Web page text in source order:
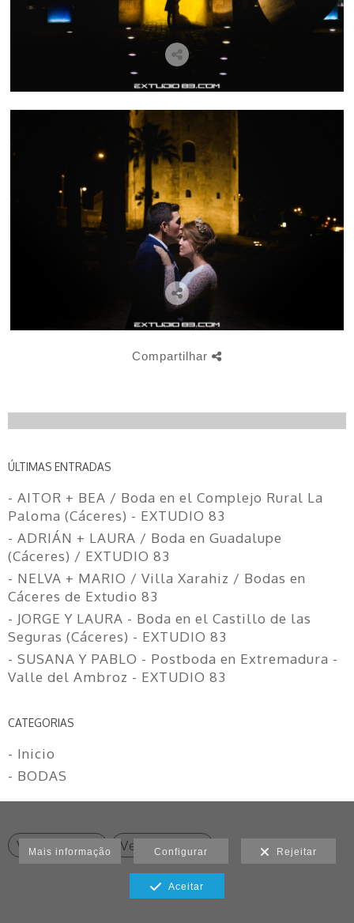
Compartilhar
ÚLTIMAS ENTRADAS
- AITOR + BEA / Boda en el Complejo Rural La
Paloma (Cáceres) - EXTUDIO 83
- ADRIÁN + LAURA / Boda en Guadalupe
(Cáceres) / EXTUDIO 83
- NELVA + MARIO / Villa Xarahiz / Bodas en
Cáceres de Extudio 83
- JORGE Y LAURA - Boda en el Castillo de las
Seguras (Cáceres) - EXTUDIO 83
- SUSANA Y PABLO - Postboda en Extremadura -
Valle del Ambroz - EXTUDIO 83
CATEGORIAS
- Inicio
- BODAS
Ver anterior Ver seguinte
Mais informação Configurar Rejeitar
Aceitar